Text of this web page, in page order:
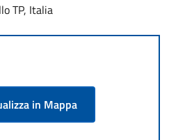
TP, Italia
in Mappa